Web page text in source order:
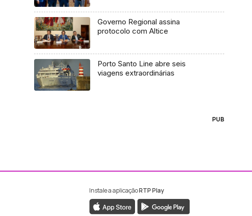
Governo Regional assina
protocolo com Altice
Porto Santo Line abre seis
viagens extraordinárias
PUB
Facebook da RTP Madeira
ao Instagram da RTP Madeira
Instale a aplicaçãoRTP Play